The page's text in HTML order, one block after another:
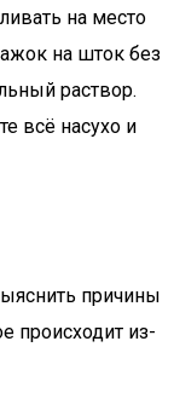
на место
на шток без
раствор.
всё насухо и
причины
происходит из-